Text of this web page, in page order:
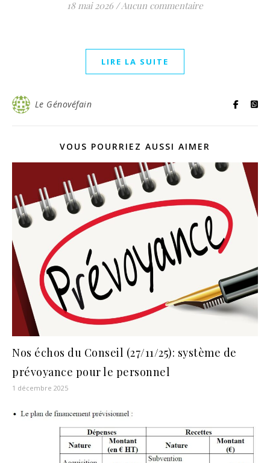
18 mai 2026 /Aucun commentaire
LIRE LA SUITE
Le Génovéfain
VOUS POURRIEZ AUSSI AIMER
Nos échos du Conseil (27/11/25): système de
prévoyance pour le personnel
1 décembre 2025